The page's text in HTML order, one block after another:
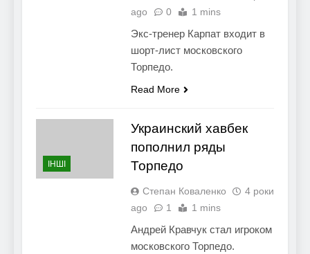
ago
0 1 mins
Экс-тренер Карпат входит в
шорт-лист московского
Торпедо.
Read More
ІНШІ
Украинский хавбек
пополнил ряды
Торпедо
Степан Коваленко
4 роки
ago
1 1 mins
Андрей Кравчук стал игроком
московского Торпедо.